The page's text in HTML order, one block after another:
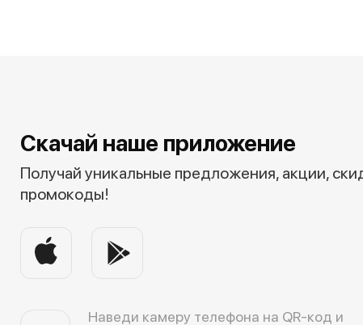
Скачай наше приложение
Получай уникальные предложения, акции,
промокоды!
Наведи камеру телефона на QR-код и